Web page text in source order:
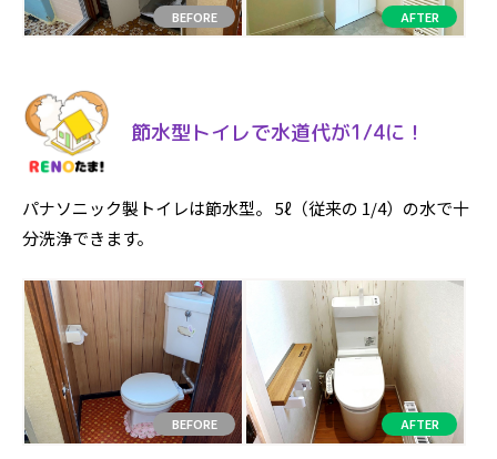
節水型トイレで水道代が1/4に！
パナソニック製トイレは節水型。 5ℓ（従来の 1/4）の水で十
分洗浄できます。